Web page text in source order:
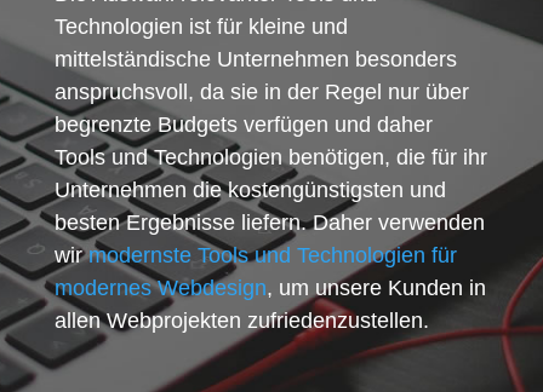
Technologien ist für kleine und
mittelständische Unternehmen besonders
anspruchsvoll, da sie in der Regel nur über
begrenzte Budgets verfügen und daher
Tools und Technologien benötigen, die für ihr
Unternehmen die kostengünstigsten und
besten Ergebnisse liefern. Daher verwenden
wirmodernste Tools und Technologien für
modernes Webdesign, um unsere Kunden in
allen Webprojekten zufriedenzustellen.